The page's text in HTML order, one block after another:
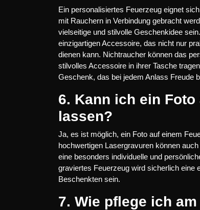
Ein personalisiertes Feuerzeug eignet
mit Rauchern in Verbindung gebracht
vielseitige und stilvolle Geschenkidee
einzigartigen Accessoire, das nicht nur
dienen kann. Nichtraucher können das
stilvolles Accessoire in ihrer Tasche
Geschenk, das bei jedem Anlass Freude
6. Kann ich ein
lassen?
Ja, es ist möglich, ein Foto auf einem
hochwertigen Lasergravuren können
eine besonders individuelle und
graviertes Feuerzeug wird sicherlich eine
Beschenkten sein.
7. Wie pflege ich